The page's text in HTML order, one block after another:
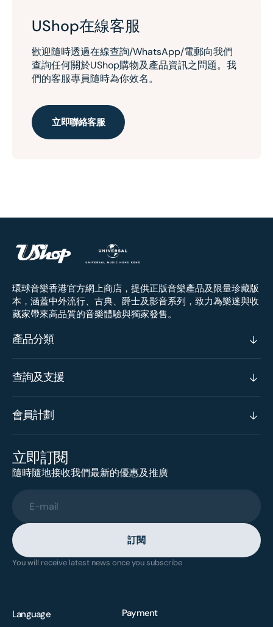
UShop在線客服
歡迎隨時透過在線查詢/WhatsApp/電郵向我們
查詢任何關於UShop購物及產品資訊之問題。我
們的客服專員隨時為你效名。
立即聯絡客服
環球音樂香港官方網上商店，提供正版音樂產品及限量珍藏版
本，涵蓋中外流行、古典、爵士及影音系列，致力為樂迷與收
藏家帶來高品質的音樂體驗與獨家發售。
產品分類
查詢及支援
會員計劃
立即訂閱
隨時隨地接收我們最新的優惠及推廣
E-mail
訂閱
You will receive latest news once you subscribe
Language Payment